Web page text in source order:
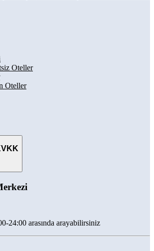
Oteller
Oteller
24:00 arasında arayabilirsiniz